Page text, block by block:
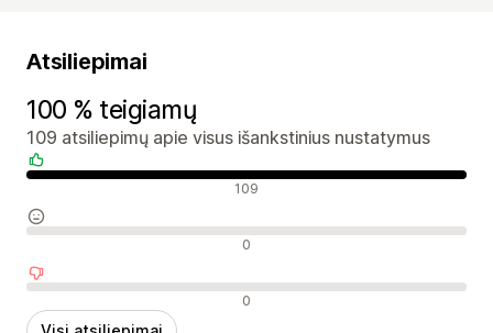
Atsiliepimai
100 % teigiamų
109 atsiliepimų apie visus išankstinius nustatymus
Teigiami atsiliepimai 109
Neutralūs atsiliepimai 0
Neigiami atsiliepimai 0